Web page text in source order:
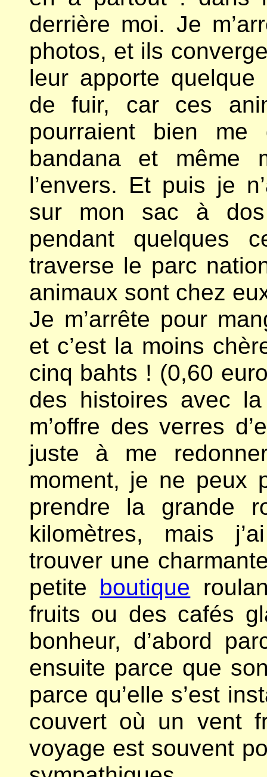
derrière moi. Je
photos, et ils
leur apporte
de fuir, car ces
pourraient bien me
bandana et même
l’envers. Et puis je
sur mon sac à
pendant quelques
traverse le parc
animaux sont chez
Je m’arrête pour
et c’est la moins
cinq bahts ! (0,60
des histoires avec
m’offre des verres
juste à me
moment, je ne peux
prendre la grande
kilomètres, mais
trouver une
petite boutique
fruits ou des cafés
bonheur, d’abord
ensuite parce que
parce qu’elle s’est
couvert où un vent
voyage est souvent